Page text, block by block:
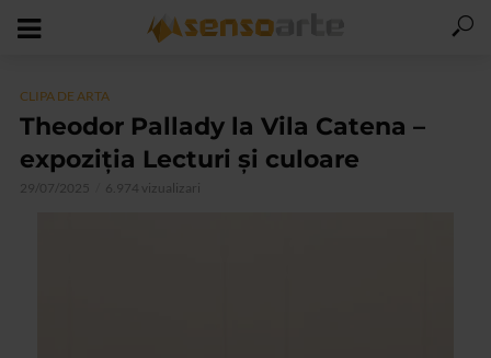
CLIPA DE ARTA
Theodor Pallady la Vila Catena –
expoziția Lecturi și culoare
29/07/2025 6.974 vizualizari